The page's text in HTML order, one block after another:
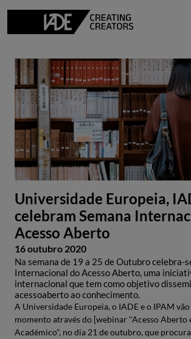
Universidade Europeia,
celebram Semana
Acesso Aberto
16 outubro 2020
Na semana de 19 a 25 de Outubro celebra-
Internacional do Acesso Aberto, uma
internacional que tem como objetivo
acessoaberto ao conhecimento.
A Universidade Europeia, o IADE e o IPAM
momento através do [webinar "Acesso Aberto
Académico", no dia 21 de outubro, que